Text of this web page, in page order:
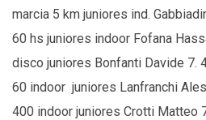
marcia 5 km juniores ind.
60 hs juniores indoor Fofana
disco juniores Bonfanti Davide 7.
60 indoor juniores Lanfranchi
400 indoor juniores Crotti Matteo